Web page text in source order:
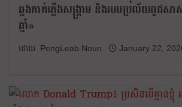
ឆ្លងកាត់ភ្លើងសង្គ្រាម និងរបបប្រល័យពូជស
ឆ្នាំ»
PengLeab Noun January 22,